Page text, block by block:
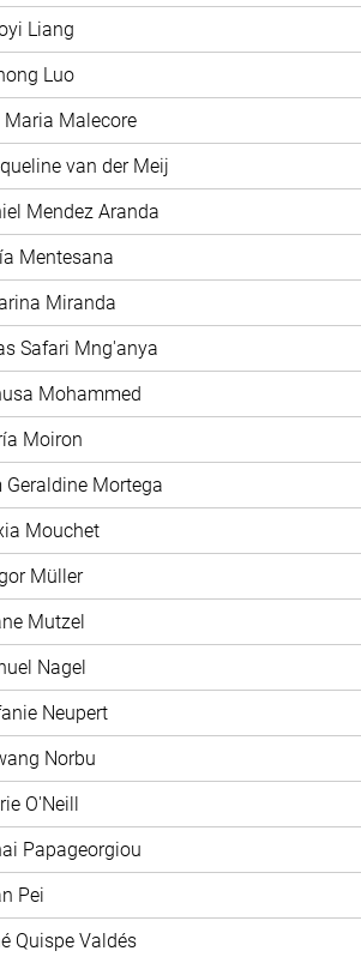
Liang
Luo
Maria Malecore
van der Meij
Mendez Aranda
Mentesana
Miranda
Safari Mng'anya
Mohammed
Moiron
Geraldine Mortega
Mouchet
Müller
Mutzel
Nagel
Neupert
Norbu
O'Neill
Papageorgiou
Pei
Quispe Valdés